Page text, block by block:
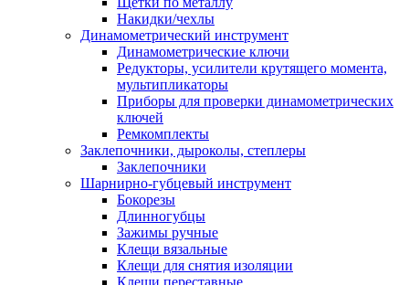
Накидки/чехлы
Динамометрический инструмент
Динамометрические ключи
Редукторы, усилители крутящего момента,
мультипликаторы
Приборы для проверки динамометрических
ключей
Ремкомплекты
Заклепочники, дыроколы, степлеры
Заклепочники
Шарнирно-губцевый инструмент
Бокорезы
Длинногубцы
Зажимы ручные
Клещи вязальные
Клещи для снятия изоляции
Клещи переставные